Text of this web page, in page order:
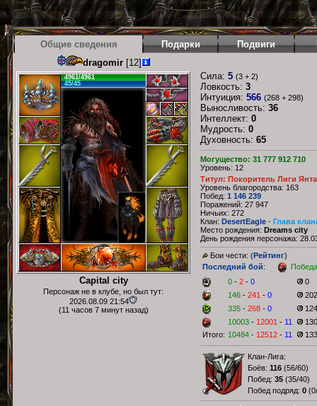
Общие сведения Подарки Подвиги
dragomir[12]
4961/4961
45/45
Capital city
Персонаж не в клубе, но был тут:
2026.08.09 21:54
(11 часов 7 минут назад)
Сила: 5 (3 + 2)
Ловкость: 3
Интуиция: 566 (268 + 298)
Выносливость: 36
Интеллект: 0
Мудрость: 0
Духовность: 65
Могущество: 31 777 912 710
Уровень: 12
Титул: Покоритель Лиги
Уровень благородства: 163
Побед: 1 146 239
Поражений: 27 947
Ничьих: 272
Клан: DesertEagle - Глава
Место рождения: Dreams city
День рождения персонажа:
Бои чести: (Рейтинг)
Последний бой:
Победа
0 - 2 - 0
0
146 - 241 - 0
202
335 - 268 - 0
124
10003 - 12001 - 11
Итого: 10484 - 12512 - 11
Клан-Лига:
Боёв: 116 (56/60)
Побед: 35 (35/40)
Побед подряд: 0 (